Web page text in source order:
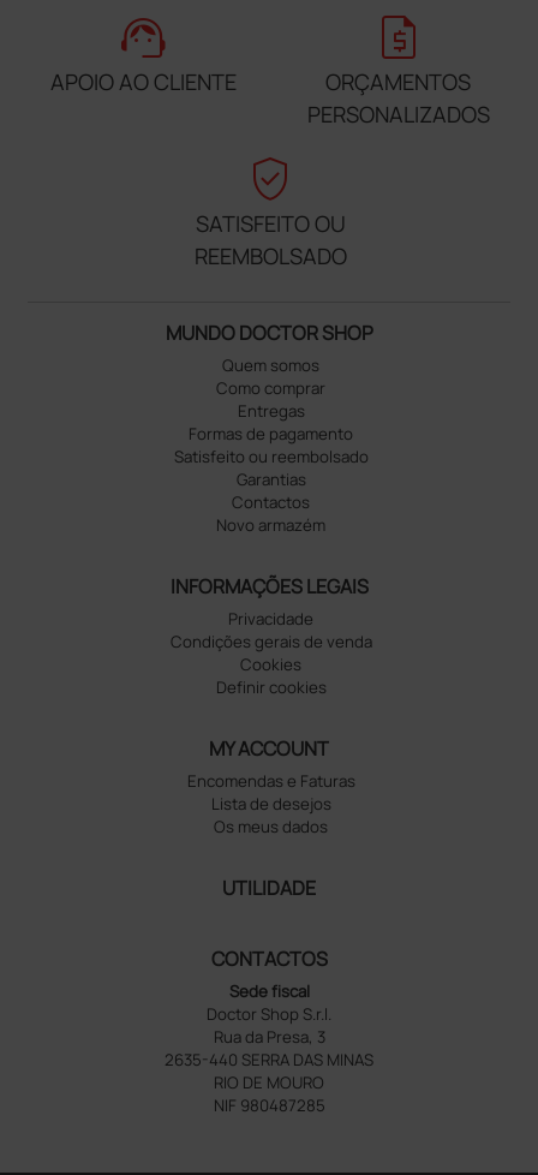
support_agent
APOIO AO CLIENTE
request_quote
ORÇAMENTOS
PERSONALIZADOS
verified_user
SATISFEITO OU
REEMBOLSADO
MUNDO DOCTOR SHOP
Quem somos
Como comprar
Entregas
Formas de pagamento
Satisfeito ou reembolsado
Garantias
Contactos
Novo armazém
INFORMAÇÕES LEGAIS
Privacidade
Condições gerais de venda
Cookies
Definir cookies
MY ACCOUNT
Encomendas e Faturas
Lista de desejos
Os meus dados
UTILIDADE
CONTACTOS
Sede fiscal
Doctor Shop S.r.l.
Rua da Presa, 3
2635-440 SERRA DAS MINAS
RIO DE MOURO
NIF 980487285